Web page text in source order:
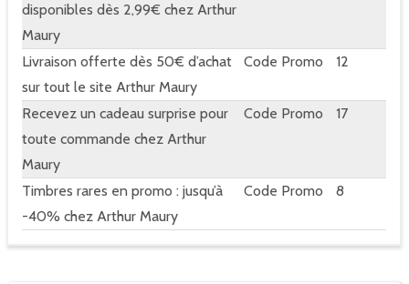
disponibles dès 2,99€ chez Arthur
Maury
Livraison offerte dès 50€ d’achat
sur tout le site Arthur Maury
Code Promo 12
Recevez un cadeau surprise pour
toute commande chez Arthur
Maury
Code Promo 17
Timbres rares en promo : jusqu’à
-40% chez Arthur Maury
Code Promo 8